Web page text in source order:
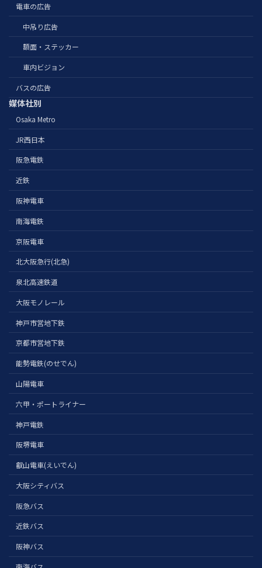
電車の広告
中吊り広告
額面・ステッカー
車内ビジョン
バスの広告
媒体社別
Osaka Metro
JR西日本
阪急電鉄
近鉄
阪神電車
南海電鉄
京阪電車
北大阪急行(北急)
泉北高速鉄道
大阪モノレール
神戸市営地下鉄
京都市営地下鉄
能勢電鉄(のせでん)
山陽電車
六甲・ポートライナー
神戸電鉄
阪堺電車
叡山電車(えいでん)
大阪シティバス
阪急バス
近鉄バス
阪神バス